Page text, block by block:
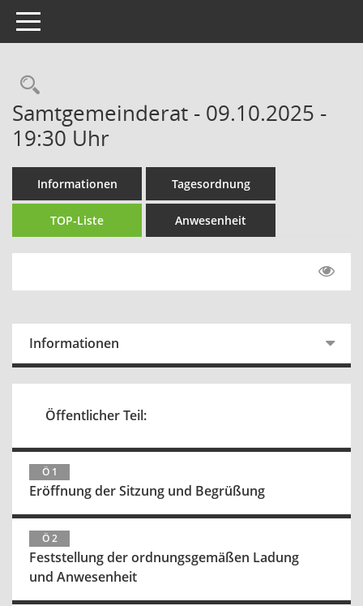
Toggle navigation
Rechercheauswahl
Samtgemeinderat - 09.10.2025 -
19:30 Uhr
Informationen Tagesordnung
TOP-Liste Anwesenheit
Informationen
Öffentlicher Teil:
Ö 1
Eröffnung der Sitzung und Begrüßung
Ö 2
Feststellung der ordnungsgemäßen Ladung
und Anwesenheit